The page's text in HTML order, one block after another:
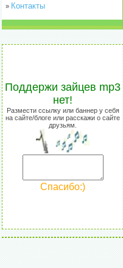
» Контакты
Поддержи зайцев mp3
нет!
Размести ссылку или баннер у себя
на сайте/блоге или расскажи о сайте
друзьям.
Спасибо:)